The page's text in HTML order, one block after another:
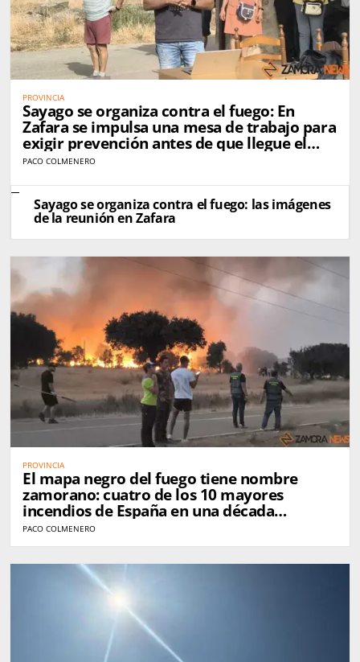
PROVINCIA
Sayago se organiza contra el fuego: En
Zafara se impulsa una mesa de trabajo para
exigir prevención antes de que llegue el
próximo incendio
PACO COLMENERO
Sayago se organiza contra el fuego: las imágenes
de la reunión en Zafara
PROVINCIA
El mapa negro del fuego tiene nombre
zamorano: cuatro de los 10 mayores
incendios de España en una década
golpearon Zamora
PACO COLMENERO